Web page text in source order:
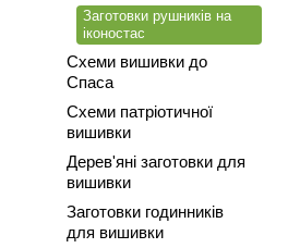
Заготовки рушників на
іконостас
Схеми вишивки до
Спаса
Схеми патріотичної
вишивки
Дерев'яні заготовки для
вишивки
Заготовки годинників
для вишивки